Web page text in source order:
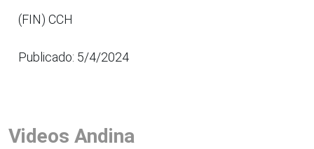
(FIN) CCH
Publicado: 5/4/2024
Videos Andina